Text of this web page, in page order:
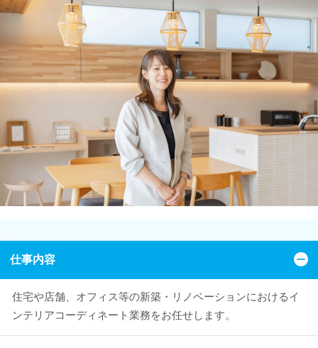
仕事内容
住宅や店舗、オフィス等の新築・リノベーションにおけるイ
ンテリアコーディネート業務をお任せします。